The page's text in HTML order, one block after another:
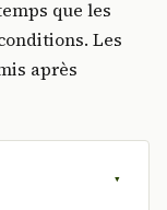
que les
Les
après
▾